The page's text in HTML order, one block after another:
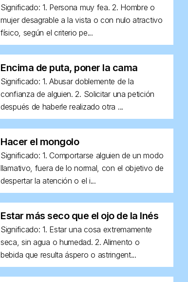
Significado: 1. Persona muy fea. 2. Hombre o
mujer desagrable a la vista o con nulo atractivo
físico, según el criterio pe...
Encima de puta, poner la cama
Significado: 1. Abusar doblemente de la
confianza de alguien. 2. Solicitar una petición
después de haberle realizado otra ...
Hacer el mongolo
Significado: 1. Comportarse alguien de un modo
llamativo, fuera de lo normal, con el objetivo de
despertar la atención o el i...
Estar más seco que el ojo de la Inés
Significado: 1. Estar una cosa extremamente
seca, sin agua o humedad. 2. Alimento o
bebida que resulta áspero o astringent...